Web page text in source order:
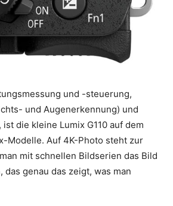
und -steuerung,
und Augenerkennung) und
die kleine Lumix G110 auf dem
Modelle. Auf 4K-Photo steht zur
mit schnellen Bildserien das Bild
das genau das zeigt, was man